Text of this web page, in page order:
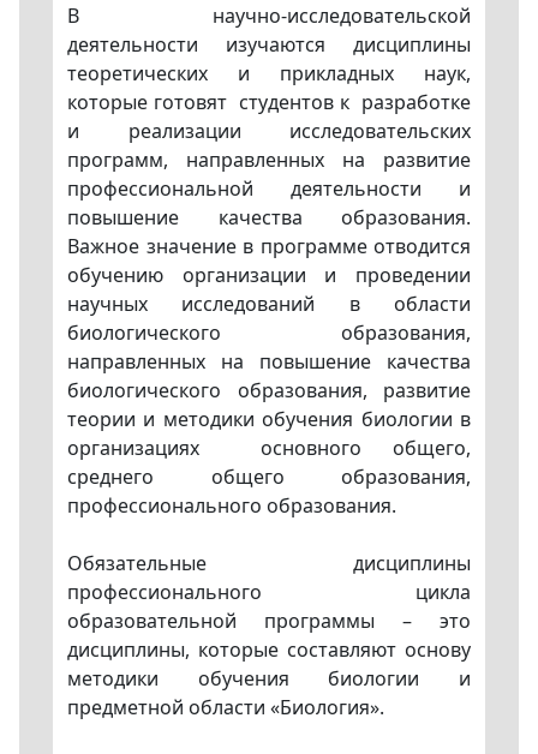
В научно-исследовательской
деятельности изучаются дисциплины
теоретических и прикладных наук,
которые готовят студентов к разработке
и реализации исследовательских
программ, направленных на развитие
профессиональной деятельности и
повышение качества образования.
Важное значение в программе отводится
обучению организации и проведении
научных исследований в области
биологического образования,
направленных на повышение качества
биологического образования, развитие
теории и методики обучения биологии в
организациях основного общего,
среднего общего образования,
профессионального образования.
Обязательные дисциплины
профессионального цикла
образовательной программы – это
дисциплины, которые составляют основу
методики обучения биологии и
предметной области «Биология».